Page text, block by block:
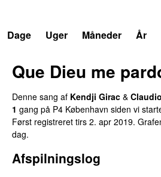
Dage
Uger Måneder År
Que Dieu me
Denne sang af Kendji Girac &
1 gang på P4 København siden vi
Først registreret tirs 2. apr 2019.
dag.
Afspilningslog